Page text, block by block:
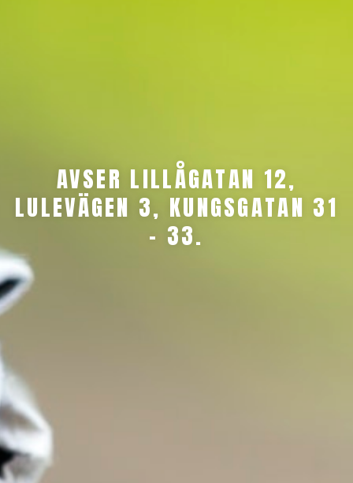
AVSER LILLÅGATAN 12,
LULEVÄGEN 3, KUNGSGATAN 31
– 33.